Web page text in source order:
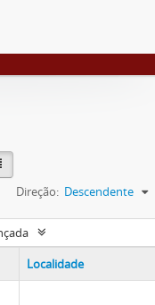
Direção: Descendente
Localidade